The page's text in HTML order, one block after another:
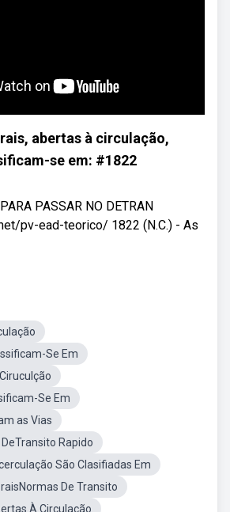
abertas à circulação,
se em: #1822
PASSAR NO DETRAN
pv-ead-teorico/ 1822 (N.C.) - As
Se Em
Se Em
as Vias
Rapido
São Clasifiadas Em
De Transito
À Circulação